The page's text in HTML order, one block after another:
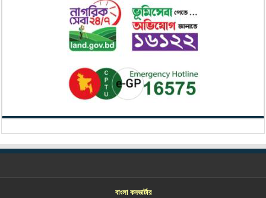
বাংলা কনভার্টার